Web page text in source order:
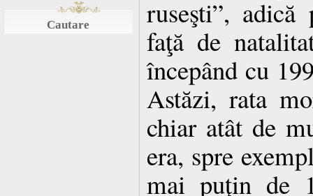
Cautare
ruseşti”, adică
faţă de
începând cu
Astăzi, rata
chiar atât de
era, spre
mai puţin de